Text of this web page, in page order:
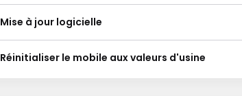
Mise à jour logicielle
Réinitialiser le mobile aux valeurs d'usine